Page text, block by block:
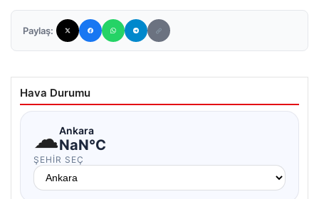
Paylaş:
Hava Durumu
☁Ankara
NaN°C
ŞEHIR SEÇ